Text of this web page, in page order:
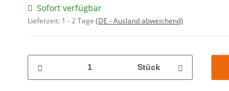
Sofort verfügbar
Lieferzeit: 1 - 2 Tage (DE - Ausland abweichend)
Stück